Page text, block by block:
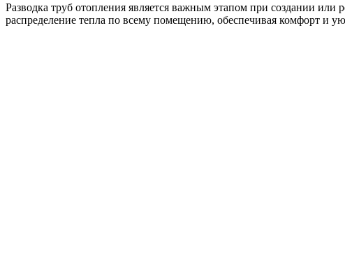
Разводка труб отопления является важным этапом при создании
распределение тепла по всему помещению, обеспечивая комфорт и